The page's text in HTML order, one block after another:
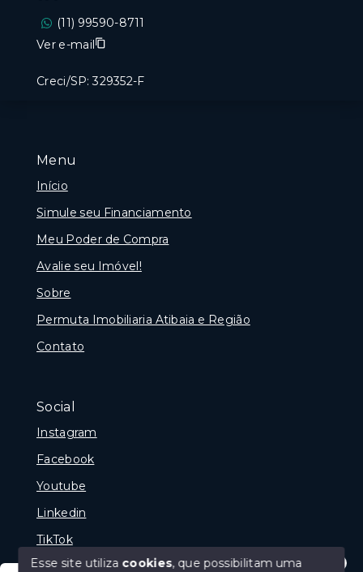
Menu
Início
Simule seu Financiamento
Meu Poder de Compra
Avalie seu Imóvel!
Sobre
Permuta Imobiliaria Atibaia e Região
Contato
Social
Instagram
Facebook
Youtube
Linkedin
TikTok
(11) 99590-8711
Ver e-mail
Creci/SP: 329352-F
Esse site utiliza cookies, que possibilitam uma